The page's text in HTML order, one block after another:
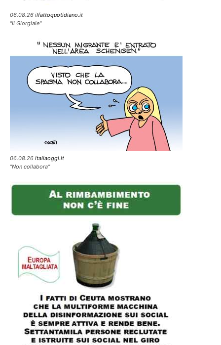
06.08.26 ilfattoquotidiano.it
"Il Giorgiale"
06.08.26 italiaoggi.it
"Non collabora"